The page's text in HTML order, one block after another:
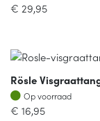
€ 29,95
Rösle
Op voorraad
Op voorraad
€ 16,95